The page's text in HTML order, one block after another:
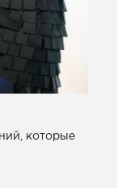
которые